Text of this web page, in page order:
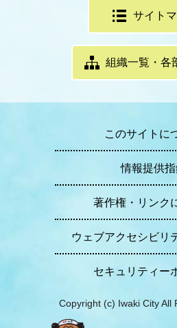
サイト
組織一覧・各
このサイトに
情報提供
著作権・リンク
ウェブアクセシビリ
セキュリティー
Copyright (c) Iwaki City All